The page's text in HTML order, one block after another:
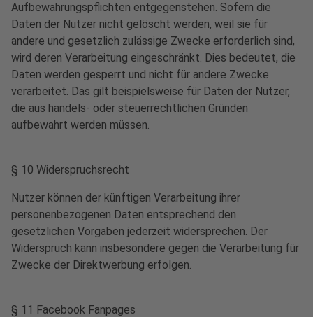
Aufbewahrungspflichten entgegenstehen. Sofern die
Daten der Nutzer nicht gelöscht werden, weil sie für
andere und gesetzlich zulässige Zwecke erforderlich sind,
wird deren Verarbeitung eingeschränkt. Dies bedeutet, die
Daten werden gesperrt und nicht für andere Zwecke
verarbeitet. Das gilt beispielsweise für Daten der Nutzer,
die aus handels- oder steuerrechtlichen Gründen
aufbewahrt werden müssen.
§ 10 Widerspruchsrecht
Nutzer können der künftigen Verarbeitung ihrer
personenbezogenen Daten entsprechend den
gesetzlichen Vorgaben jederzeit widersprechen. Der
Widerspruch kann insbesondere gegen die Verarbeitung für
Zwecke der Direktwerbung erfolgen.
§ 11 Facebook Fanpages